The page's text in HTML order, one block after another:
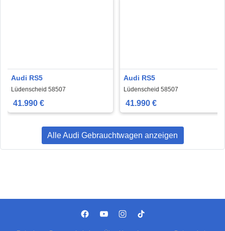
Audi RS5
Lüdenscheid 58507
41.990 €
Audi RS5
Lüdenscheid 58507
41.990 €
Alle Audi Gebrauchtwagen anzeigen